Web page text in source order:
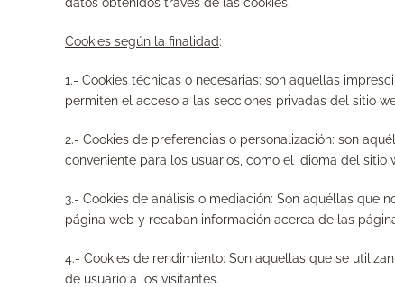
Cookies según la finalidad:
1.- Cookies técnicas o necesarias: son aquellas
permiten el acceso a las secciones privadas del sitio
2.- Cookies de preferencias o personalización: son
conveniente para los usuarios, como el idioma del sitio
3.- Cookies de análisis o mediación: Son aquéllas que
página web y recaban información acerca de las
4.- Cookies de rendimiento: Son aquellas que se
de usuario a los visitantes.